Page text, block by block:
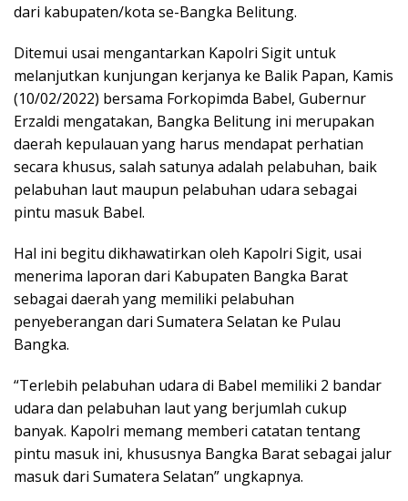
dari kabupaten/kota se-Bangka Belitung.
Ditemui usai mengantarkan Kapolri Sigit untuk
melanjutkan kunjungan kerjanya ke Balik Papan, Kamis
(10/02/2022) bersama Forkopimda Babel, Gubernur
Erzaldi mengatakan, Bangka Belitung ini merupakan
daerah kepulauan yang harus mendapat perhatian
secara khusus, salah satunya adalah pelabuhan, baik
pelabuhan laut maupun pelabuhan udara sebagai
pintu masuk Babel.
Hal ini begitu dikhawatirkan oleh Kapolri Sigit, usai
menerima laporan dari Kabupaten Bangka Barat
sebagai daerah yang memiliki pelabuhan
penyeberangan dari Sumatera Selatan ke Pulau
Bangka.
“Terlebih pelabuhan udara di Babel memiliki 2 bandar
udara dan pelabuhan laut yang berjumlah cukup
banyak. Kapolri memang memberi catatan tentang
pintu masuk ini, khususnya Bangka Barat sebagai jalur
masuk dari Sumatera Selatan” ungkapnya.